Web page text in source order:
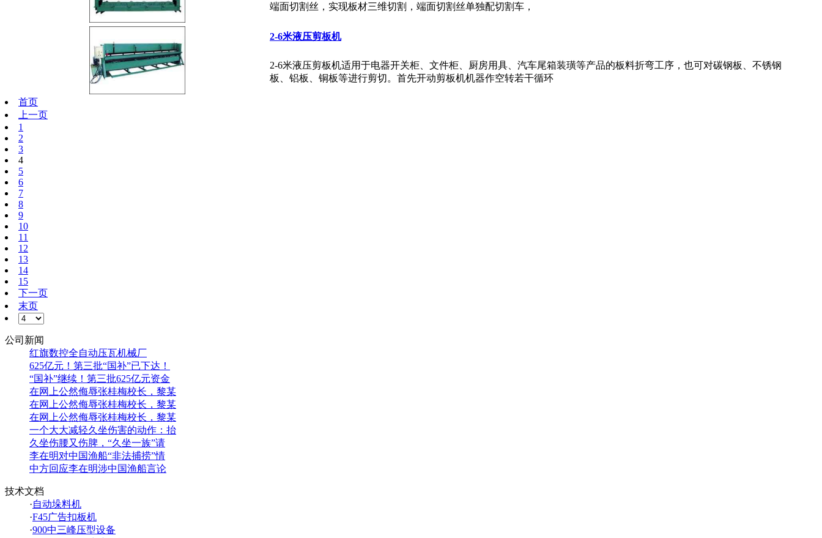
端面切割丝，实现板材三维切割，端面切割丝单独配切割车，
2-6米液压剪板机
2-6米液压剪板机适用于电器开关柜、文件柜、厨房用具、汽车尾箱装璜等产品的板料折弯工序，也可对碳钢板、不锈钢
板、铝板、铜板等进行剪切。首先开动剪板机机器作空转若干循环
首页
上一页
1
2
3
4
5
6
7
8
9
10
11
12
13
14
15
下一页
末页
公司新闻
红旗数控全自动压瓦机械厂
625亿元！第三批“国补”已下达！
“国补”继续！第三批625亿元资金
在网上公然侮辱张桂梅校长，黎某
在网上公然侮辱张桂梅校长，黎某
在网上公然侮辱张桂梅校长，黎某
一个大大减轻久坐伤害的动作：抬
久坐伤腰又伤脾，“久坐一族”请
李在明对中国渔船“非法捕捞”情
中方回应李在明涉中国渔船言论
技术文档
·自动垛料机
·F45广告扣板机
·900中三峰压型设备